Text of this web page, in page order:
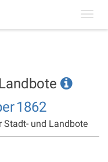
1862
Stadt- und Landbote